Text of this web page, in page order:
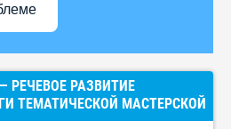
РЕЧЕВОЕ РАЗВИТИЕ
ТЕМАТИЧЕСКОЙ МАСТЕРСКОЙ